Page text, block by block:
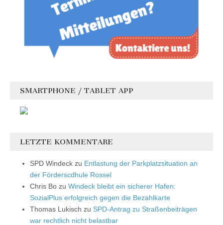
SMARTPHONE / TABLET APP
LETZTE KOMMENTARE
SPD Windeck zu Entlastung der Parkplatzsituation an
der Förderscdhule Rossel
Chris Bo zu Windeck bleibt ein sicherer Hafen:
SozialPlus erfolgreich gegen die Bezahlkarte
Thomas Lukisch zu SPD-Antrag zu Straßenbeiträgen
war rechtlich nicht belastbar